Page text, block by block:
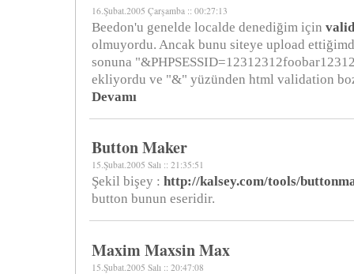
16.Şubat.2005 Çarşamba :: 00:27:13
Beedon'u genelde localde denediğim için
olmuyordu. Ancak bunu siteye upload
sonuna
ekliyordu ve "&" yüzünden html validation
Devamı
Button Maker
15.Şubat.2005 Salı :: 21:35:51
Şekil bişey : http://kalsey.com/tools/
button bunun eseridir.
Maxim Maxsin Max
15.Şubat.2005 Salı :: 20:47:08